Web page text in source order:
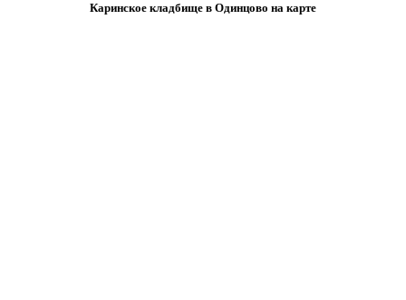
Каринское кладбище в Одинцово на карте